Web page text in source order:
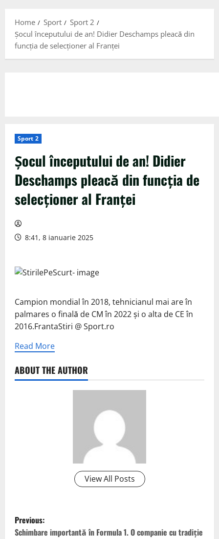
Home Sport
Sport 2
Șocul începutului de an! Didier Deschamps pleacă din
funcția de selecționer al Franței
Sport 2
Șocul începutului de an! Didier
Deschamps pleacă din funcția de
selecționer al Franței
8:41, 8 ianuarie 2025
Campion mondial în 2018, tehnicianul mai are în
palmares o finală de CM în 2022 și o alta de CE în
2016.FrantaStiri @ Sport.ro
Read More
ABOUT THE AUTHOR
View All Posts
P
Previous:
Schimbare importantă în Formula 1. O companie cu tradiție